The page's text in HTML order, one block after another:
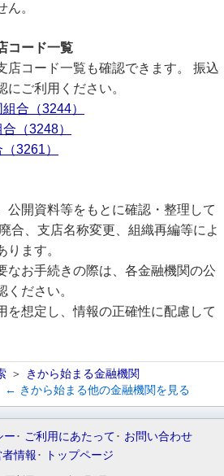
。
コード一覧
店コード一覧も確認できます。 振込
ご利用ください。
合（3244）
（3248）
3261）
公開資料等をもとに確認・整理して
合、支店名称変更、組織再編等によ
ります。
なお手続きの際は、各金融機関の公
ださい。
を想定し、情報の正確性に配慮して
きから始まる金融機関
← きから始まる他の金融機関を見る
ー ご利用にあたって
お問い合わせ
情報
トップページ